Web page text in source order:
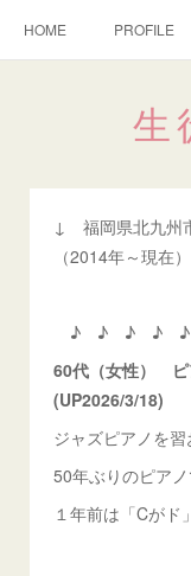
HOME PROFILE
譜面
生
↓ 福岡県北九州
（2014年～現在）
♪ ♪ ♪ ♪
60代（女性）
(UP2026/3/18)
ジャズピアノを習
50年ぶりのピアノ
１年前は「Cがド